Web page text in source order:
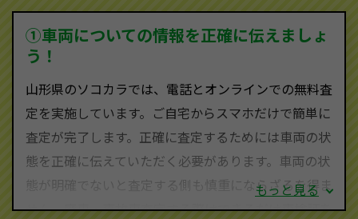
を実現し、お客様に利益を還元することができるので
す。
590-870）までお問い合わせ下さい。
査定・ご相談・見積もりはすべて無料で行います。安
心してお問い合わせください。
①車両についての情報を正確に伝えましょ
う！
山形県のソコカラでは、電話とオンラインでの無料査
定を実施しています。ご自宅からスマホだけで簡単に
査定が完了します。正確に査定するためには車両の状
態を正確に伝えていただく必要があります。車両の状
態が明確でないと査定する側も慎重にならざるを得ま
せん。廃車・事故車査定する際はできるだけ車検証を
もっと見る